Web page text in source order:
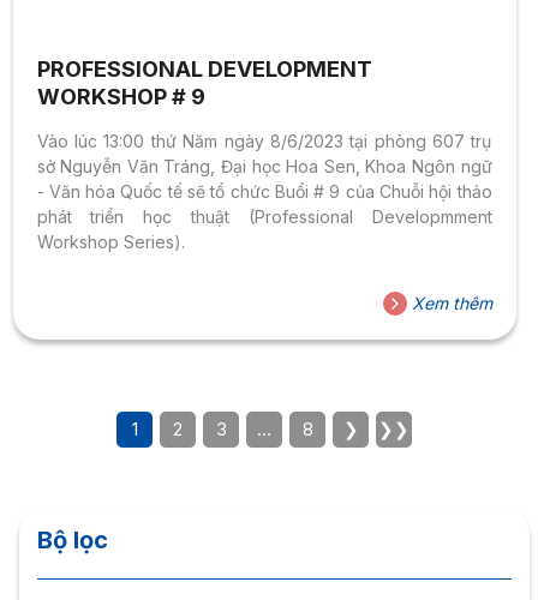
PROFESSIONAL DEVELOPMENT
WORKSHOP # 9
Vào lúc 13:00 thứ Năm ngày 8/6/2023 tại phòng 607 trụ
sở Nguyễn Văn Tráng, Đại học Hoa Sen, Khoa Ngôn ngữ
- Văn hóa Quốc tế sẽ tổ chức Buổi # 9 của Chuỗi hội thảo
phát triển học thuật (Professional Developmment
Workshop Series).
Xem thêm
1 2 3 … 8 ❯ ❯❯
Bộ lọc